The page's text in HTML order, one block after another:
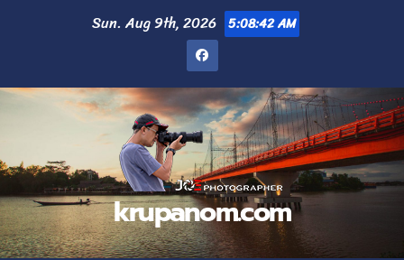
Sun. Aug 9th, 2026 5:08:43 AM
krupanom.com